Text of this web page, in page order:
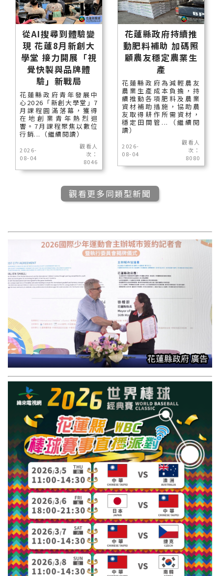
從AI搜尋到體驗變
現 花蓮8月新創大
學堂 接力開展「視
覺快製與品牌體
驗」新戰局
花蓮縣政府青年發展中
心2026「新創大學堂」7
月課程圓滿落幕，獲得
在地創業青年熱烈迴
響。7月課程聚焦以數位
行銷...（繼續閱讀）
2026-
08-04
觀看人
次：
8046
花蓮縣政府持續推
動肥料補助 加碼照
顧農友穩定農業生
產
花蓮縣政府為減輕農友
農業生產成本負擔，持
續推動各項肥料及農業
資材補助措施，協助農
友取得耕作所需資材，
穩定田間管...（繼續閱
讀）
2026-
08-04
觀看人
次：
8080
觀看更多同類型新聞